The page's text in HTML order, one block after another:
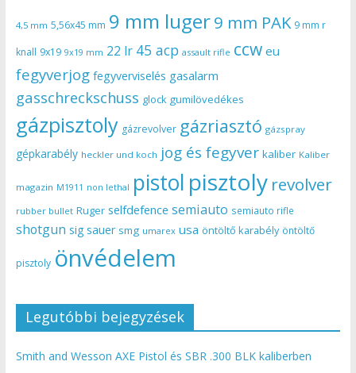
4,5 mm 5,56x45 mm 9 mm luger9 mm PAK 9 mm r
knall 9x19 9x19 mm 22 lr 45 acp assault rifle ccw eu
fegyverjog fegyverviselés gasalarm
gasschreckschuss glock gumilövedékes
gázpisztoly gázrevolver gázriasztó gázspray
gépkarabély heckler und koch jog és fegyver kaliber Kaliber
magazin M1911 non lethal pistol pisztoly revolver
rubber bullet Ruger selfdefence semiauto semiauto rifle
shotgun sig sauer smg umarex usa öntöltő karabély öntöltő
pisztoly önvédelem
Legutóbbi bejegyzések
Smith and Wesson AXE Pistol és SBR .300 BLK kaliberben